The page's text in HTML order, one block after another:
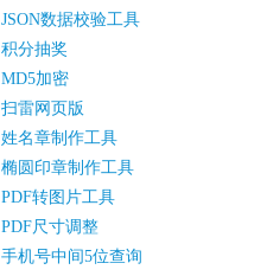
JSON数据校验工具
积分抽奖
MD5加密
扫雷网页版
姓名章制作工具
椭圆印章制作工具
PDF转图片工具
PDF尺寸调整
手机号中间5位查询